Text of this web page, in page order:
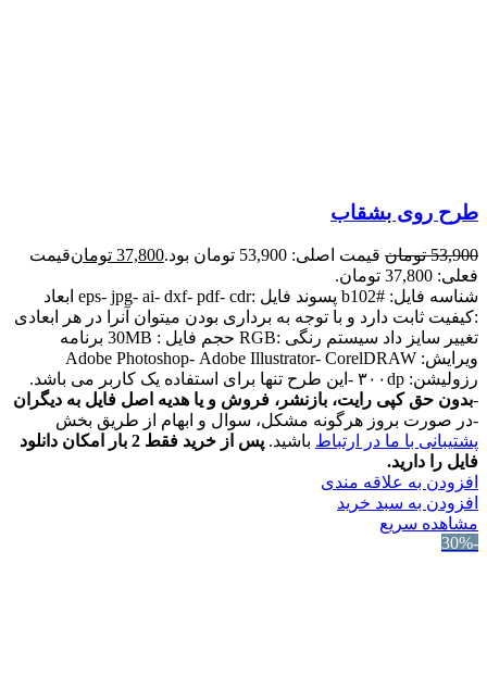
طرح روی بشقاب
53,900 تومان قیمت اصلی: 53,900 تومان بود. 37,800 تومانقیمت
فعلی: 37,800 تومان.
شناسه فایل: #b102 پسوند فایل :eps- jpg- ai- dxf- pdf- cdr ابعاد
:کیفیت ثابت دارد و با توجه به برداری بودن میتوان آنرا در هر ابعادی
تغییر سایز داد سیستم رنگی :RGB حجم فایل : 30MB برنامه
ویرایش: Adobe Photoshop- Adobe Illustrator- CorelDRAW
رزولیشن: ۳۰۰dp -این طرح تنها برای استفاده یک کاربر می باشد.
-بدون حق کپی رایت، بازنشر، فروش و یا هدیه اصل فایل به دیگران
-در صورت بروز هرگونه مشکل، سوال و ابهام از طریق بخش
پشتیبانی با ما در ارتباط باشید.
پس از خرید فقط 2 بار امکان دانلود
فایل را دارید.
افزودن به علاقه مندی
افزودن به سبد خرید
مشاهده سریع
-30%